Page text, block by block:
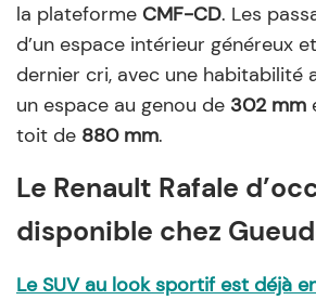
la plateforme CMF-CD. Les
d’un espace intérieur généreux
dernier cri, avec une habitabilité
un espace au genou de 302 mm
toit de 880 mm.
Le Renault Rafale
disponible chez
Le SUV au look sportif est déjà